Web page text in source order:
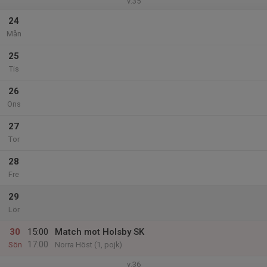
24
Mån
25
Tis
26
Ons
27
Tor
28
Fre
29
Lör
30
Sön
15:00
17:00
Match mot Holsby SK
Norra Höst (1, pojk)
v.36